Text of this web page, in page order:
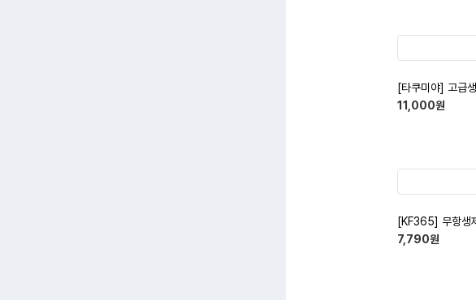
[타쿠미야] 고급
11,000원
[KF365] 무항생
7,790원